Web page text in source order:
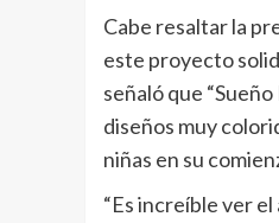
Cabe resaltar la
este proyecto
señaló que
diseños muy
niñas en su
“Es increíble ver